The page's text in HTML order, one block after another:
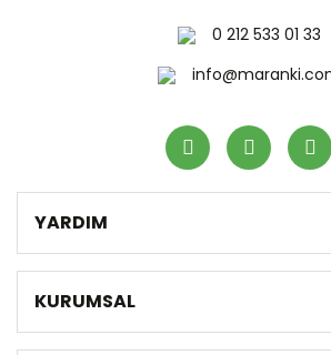
0 212 533 01 33
YARDIM
KURUMSAL